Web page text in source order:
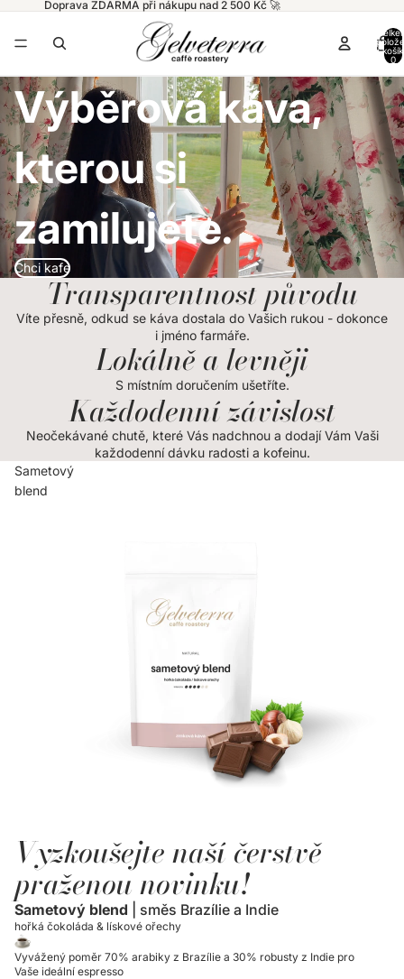
Doprava ZDARMA při nákupu nad 2 500 Kč 🚀
v
0
Výběrová káva,
kterou si
zamilujete.
Chci kafe
Transparentnost původu
Víte přesně, odkud se káva dostala do Vašich rukou - dokonce
i jméno farmáře.
Lokálně a levněji
S místním doručením ušetříte.
Každodenní závislost
Neočekávané chutě, které Vás nadchnou a dodají Vám Vaši
každodenní dávku radosti a kofeinu.
Sametový
blend
Vyzkoušejte naší čerstvě
praženou novinku!
Sametový blend | směs Brazílie a Indie
hořká čokoláda & lískové ořechy
Vyvážený poměr 70% arabiky z Brazílie a 30% robusty z Indie pro
Vaše ideální espresso